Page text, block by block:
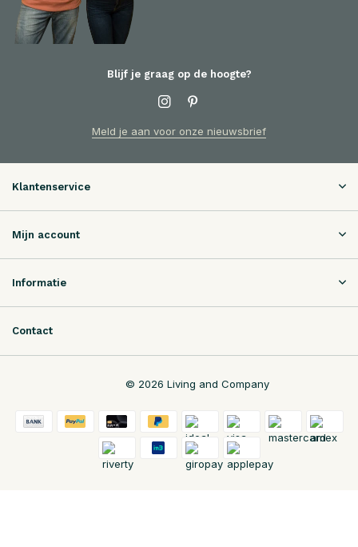
Blijf je graag op de hoogte?
Meld je aan voor onze nieuwsbrief
Klantenservice
Mijn account
Informatie
Contact
© 2026 Living and Company